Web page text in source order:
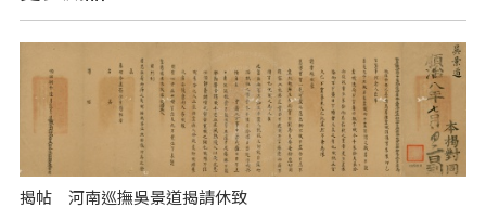
揭帖 河南巡撫吳景道揭請休致